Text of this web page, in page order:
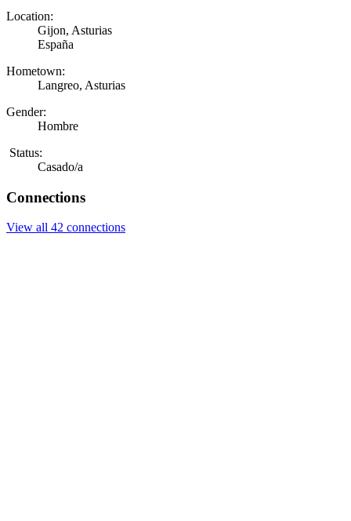
Location:
Gijon, Asturias
España
Hometown:
Langreo, Asturias
Gender:
Hombre
Status:
Casado/a
Connections
View all 42 connections